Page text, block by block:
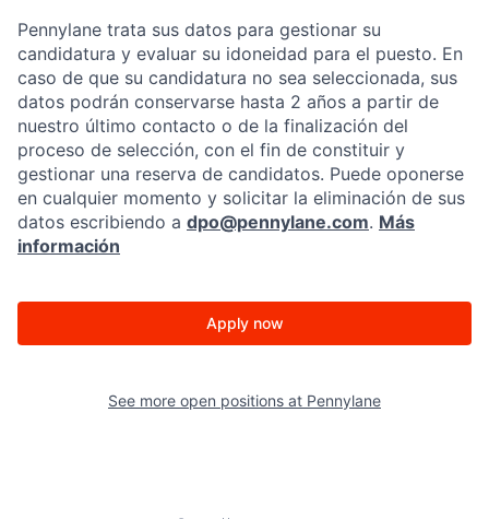
Pennylane trata sus datos para gestionar su
candidatura y evaluar su idoneidad para el puesto. En
caso de que su candidatura no sea seleccionada, sus
datos podrán conservarse hasta 2 años a partir de
nuestro último contacto o de la finalización del
proceso de selección, con el fin de constituir y
gestionar una reserva de candidatos. Puede oponerse
en cualquier momento y solicitar la eliminación de sus
datos escribiendo a dpo@pennylane.com. Más
información
Apply now
See more open positions at Pennylane